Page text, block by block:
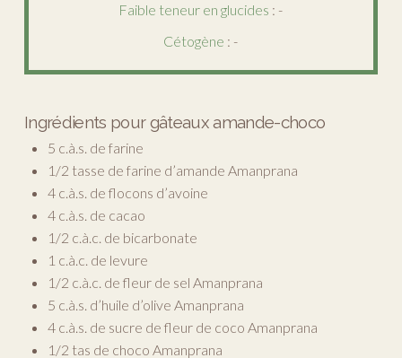
Ingrédients pour gâteaux amande-choco
5 c.à.s. de farine
1/2 tasse de farine d’amande Amanprana
4 c.à.s. de flocons d’avoine
4 c.à.s. de cacao
1/2 c.à.c. de bicarbonate
1 c.à.c. de levure
1/2 c.à.c. de fleur de sel Amanprana
5 c.à.s. d’huile d’olive Amanprana
4 c.à.s. de sucre de fleur de coco Amanprana
1/2 tas de choco Amanprana
Faible teneur en glucides : -
Cétogène : -